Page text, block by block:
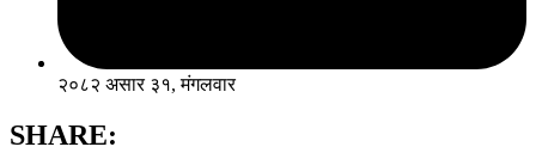
२०८२ असार ३१, मंगलवार
SHARE: